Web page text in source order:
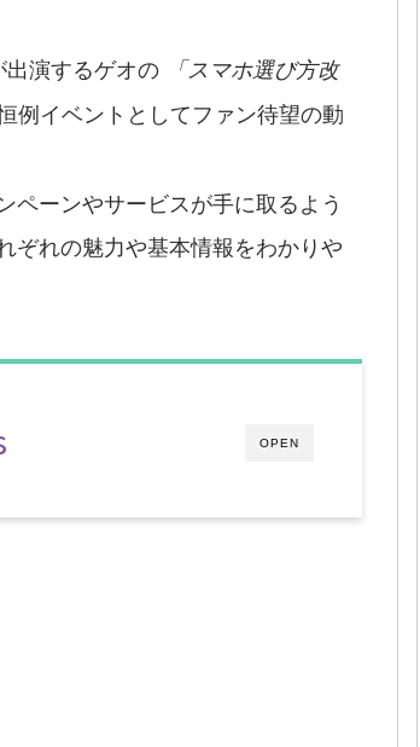
演するゲオの
「スマホ選び方改
例イベントとしてファン待望の動
ペーンやサービスが手に取るよう
ぞれの魅力や基本情報をわかりや
OPEN